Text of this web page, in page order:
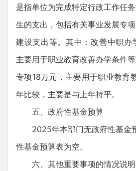
是指单位为完成特定行政工作任
生的支出，包括有关事业发展专
建设支出等。其中：改善中职办
主要用于职业教育改善办学条件
专项18万元，主要用于职业教育
年比较，主要是与上年持平。
五、政府性基金预算
2025年本部门无政府性基金
性基金预算表为空。
六、其他重要事项的情况说明